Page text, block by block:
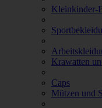
Kleinkinder-
Krawatten
Caps
Mützen und